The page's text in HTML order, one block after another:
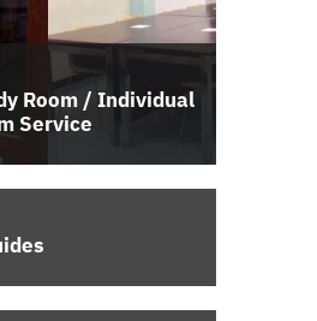
Room / Individual
Service